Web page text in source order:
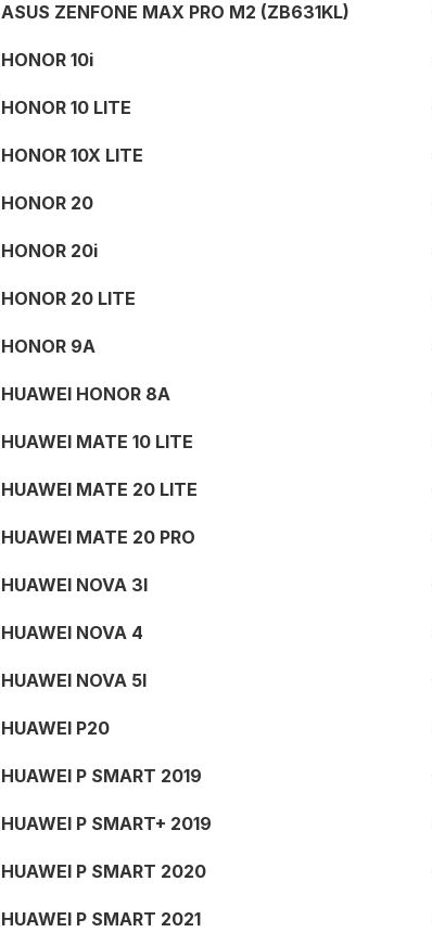
ASUS ZENFONE MAX PRO M2 (ZB631KL)
HONOR 10i
HONOR 10 LITE
HONOR 10X LITE
HONOR 20
HONOR 20i
HONOR 20 LITE
HONOR 9A
HUAWEI HONOR 8A
HUAWEI MATE 10 LITE
HUAWEI MATE 20 LITE
HUAWEI MATE 20 PRO
HUAWEI NOVA 3I
HUAWEI NOVA 4
HUAWEI NOVA 5I
HUAWEI P20
HUAWEI P SMART 2019
HUAWEI P SMART+ 2019
HUAWEI P SMART 2020
HUAWEI P SMART 2021